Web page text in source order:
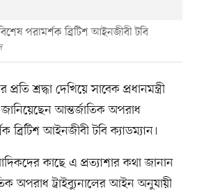
পরামর্শক ব্রিটিশ আইনজীবী টবি
শ্রদ্ধা দেখিয়ে সাবেক প্রধানমন্ত্রী
আন্তর্জাতিক অপরাধ
ব্রিটিশ আইনজীবী টবি ক্যাডম্যান।
কাছে এ প্রত্যাশার কথা জানান
অপরাধ ট্রাইব্যুনালের আইন অনুযায়ী